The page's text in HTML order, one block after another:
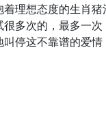
理想态度的生肖
多次的，最多一
停这不靠谱的爱情